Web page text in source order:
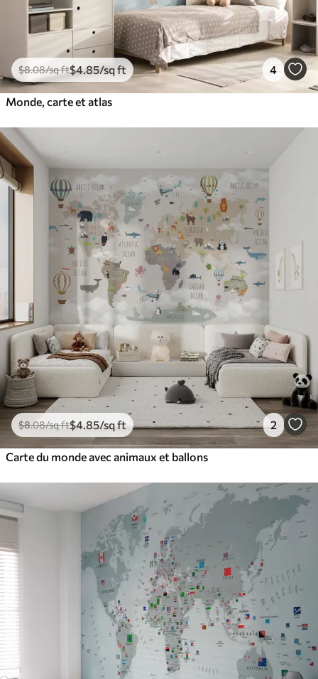
$8.08/sq ft$4.85/sq ft 4
Monde, carte et atlas
$8.08/sq ft$4.85/sq ft 2
Carte du monde avec animaux et ballons